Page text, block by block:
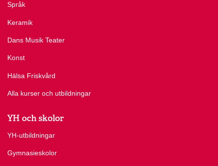
Språk
Keramik
Dans Musik Teater
Konst
Hälsa Friskvård
Alla kurser och utbildningar
YH och skolor
YH-utbildningar
Gymnasieskolor